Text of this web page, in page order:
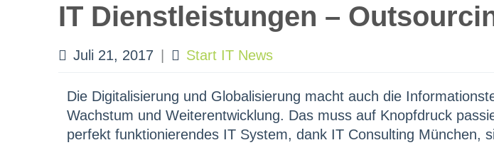
IT Dienstleistungen –
Juli 21, 2017 Start IT News
Die Digitalisierung und Globalisierung macht auch die
Wachstum und Weiterentwicklung. Das muss auf Knopfdruck
perfekt funktionierendes IT System, dank IT Consulting München,